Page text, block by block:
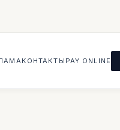
КОНТАКТЫ PAY ONLINE